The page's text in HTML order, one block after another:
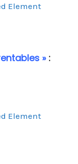
Element
»:
Element